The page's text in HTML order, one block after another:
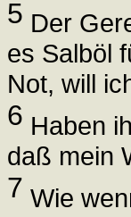
5 Der
es Salböl
Not, will
6 Haben
daß mein
7 Wie